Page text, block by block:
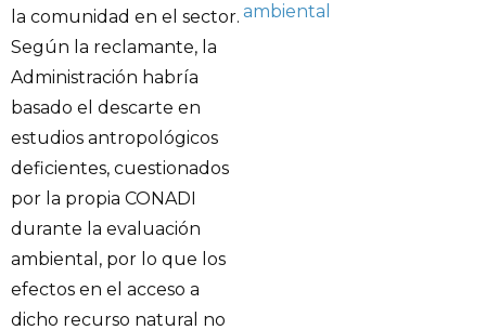
la comunidad en el sector.
Según la reclamante, la
Administración habría
basado el descarte en
estudios antropológicos
deficientes, cuestionados
por la propia CONADI
durante la evaluación
ambiental, por lo que los
efectos en el acceso a
dicho recurso natural no
ambiental